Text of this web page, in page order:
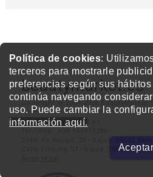
Política de cookies:
terceros para mostrarle
preferencias según sus
continúa navegando
uso. Puede cambiar la
información aquí.
Aceptar
beautymarket.es
Copyright © 2004-2026 BeautyMarket
info@beautymarket.es
Calle de Avinyó, 29 - bajos. 08002
Calle Fortuny, 51 - bajos. 28010 Madrid